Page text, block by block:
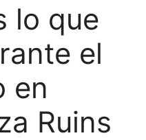
lo que
el
en
Ruins